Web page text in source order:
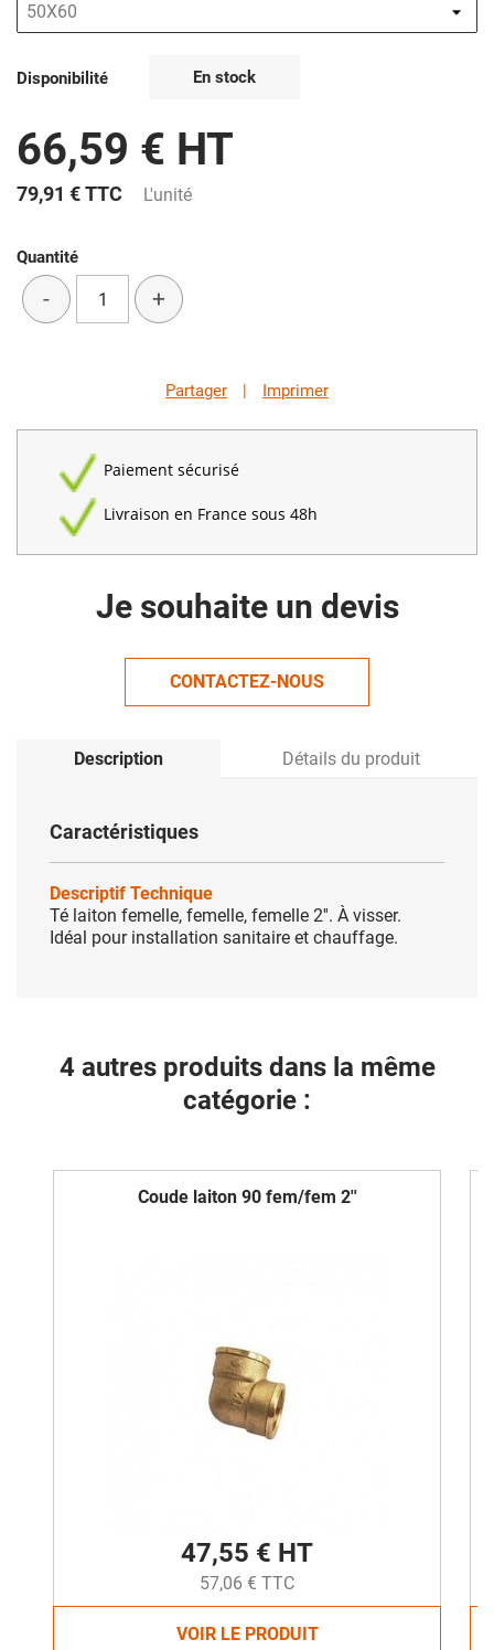
Disponibilité En stock
66,59 € HT
79,91 €TTC L'unité
Quantité
- +
Partager | Imprimer
Paiement sécurisé
Livraison en France sous 48h
Je souhaite un devis
CONTACTEZ-NOUS
Description Détails du produit
Caractéristiques
Descriptif Technique
Té laiton femelle, femelle, femelle 2''. À visser.
Idéal pour installation sanitaire et chauffage.
4 autres produits dans la même
catégorie :
Coude laiton 90 fem/fem 2''
47,55 € HT
57,06 € TTC
VOIR LE PRODUIT